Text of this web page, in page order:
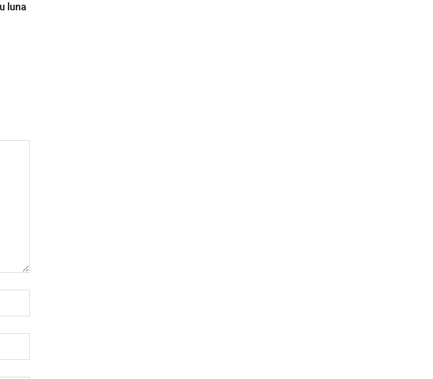
luna